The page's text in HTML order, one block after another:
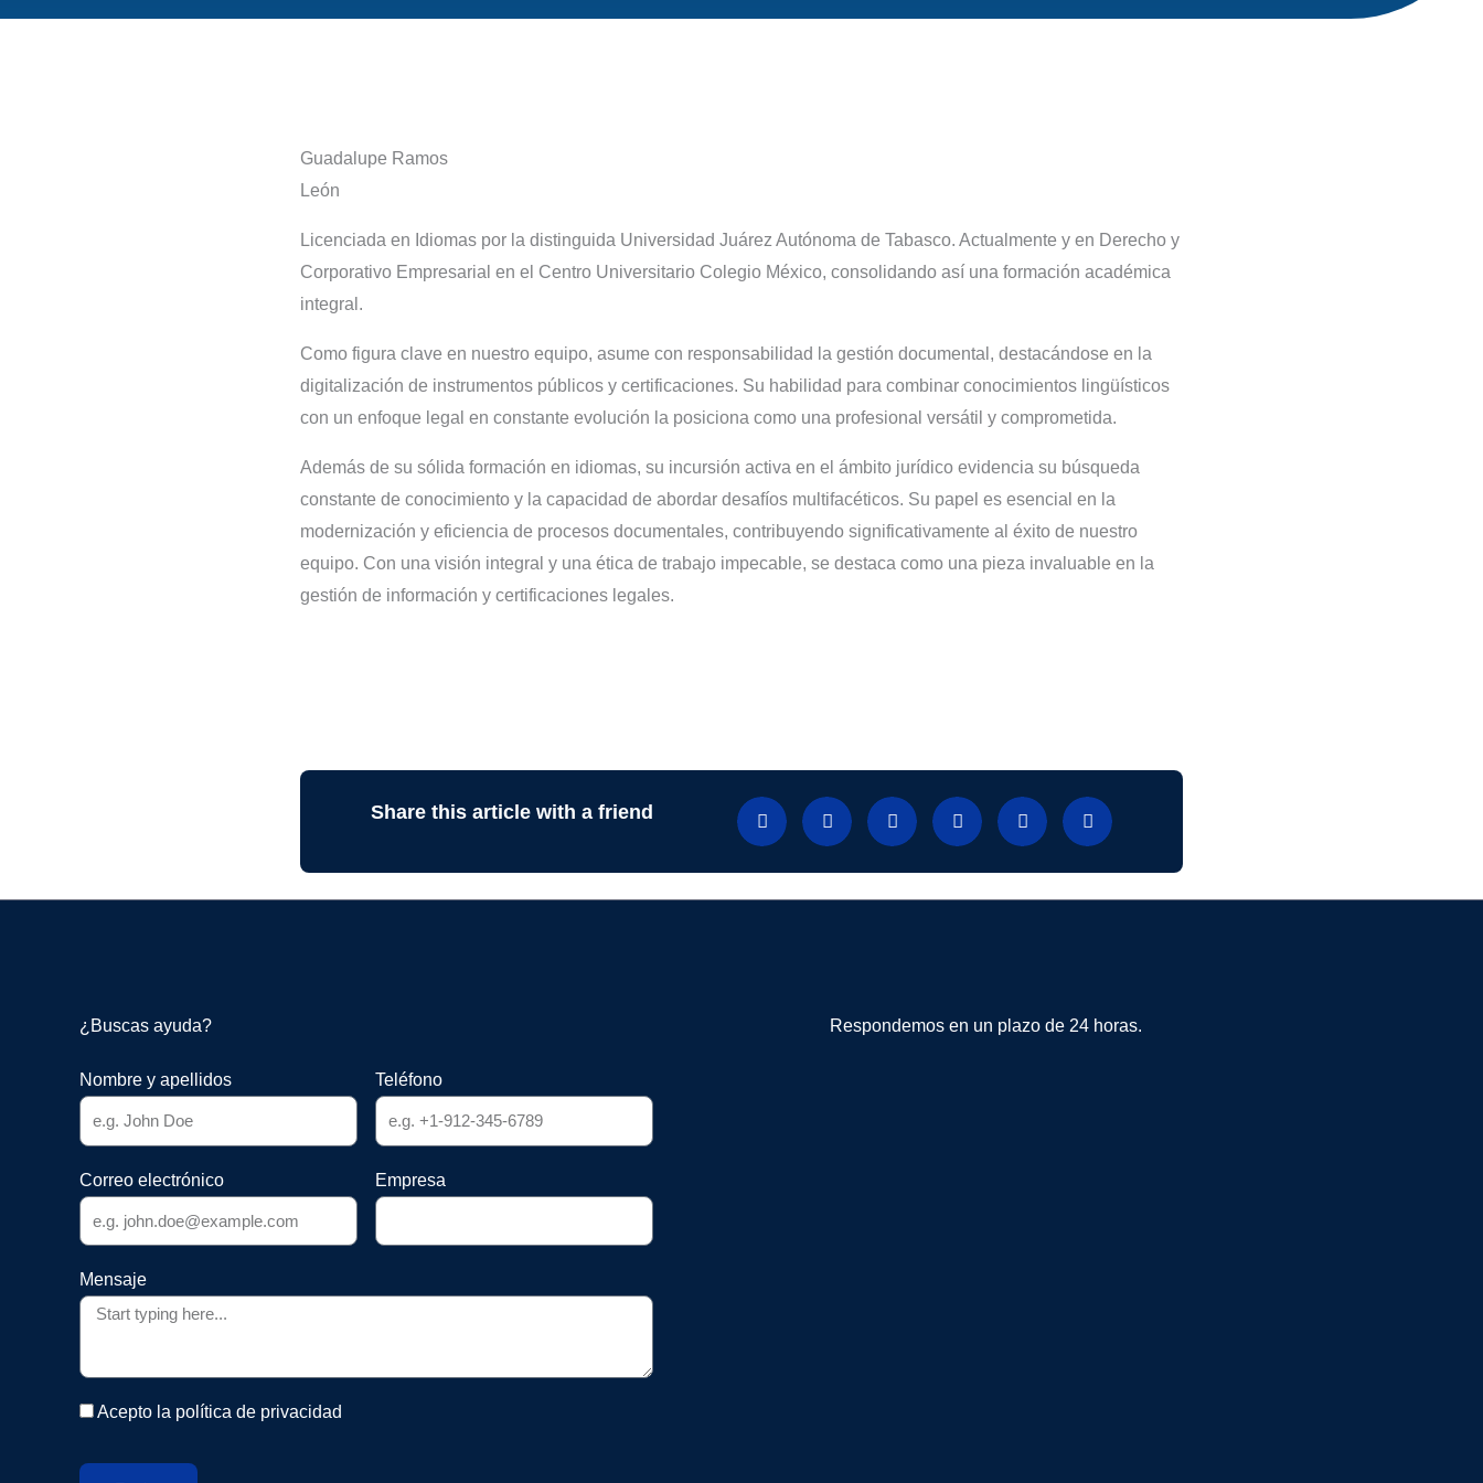
Guadalupe Ramos
León
Licenciada en Idiomas por la distinguida Universidad Juárez Autónoma de Tabasco. Actualmente y en Derecho y
Corporativo Empresarial en el Centro Universitario Colegio México, consolidando así una formación académica
integral.
Como figura clave en nuestro equipo, asume con responsabilidad la gestión documental, destacándose en la
digitalización de instrumentos públicos y certificaciones. Su habilidad para combinar conocimientos lingüísticos
con un enfoque legal en constante evolución la posiciona como una profesional versátil y comprometida.
Además de su sólida formación en idiomas, su incursión activa en el ámbito jurídico evidencia su búsqueda
constante de conocimiento y la capacidad de abordar desafíos multifacéticos. Su papel es esencial en la
modernización y eficiencia de procesos documentales, contribuyendo significativamente al éxito de nuestro
equipo. Con una visión integral y una ética de trabajo impecable, se destaca como una pieza invaluable en la
gestión de información y certificaciones legales.
Share this article with a friend
¿Buscas ayuda?
Nombre y apellidos Teléfono
Correo electrónico Empresa
Mensaje
Acepto la política de privacidad
Respondemos en un plazo de 24 horas.